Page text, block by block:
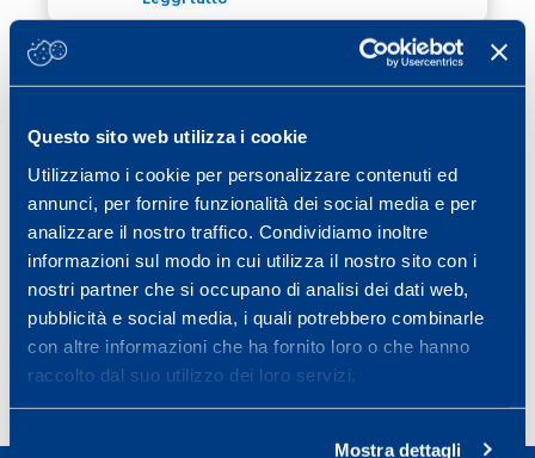
Questo sito web utilizza i cookie
Utilizziamo i cookie per personalizzare contenuti ed
annunci, per fornire funzionalità dei social media e per
analizzare il nostro traffico. Condividiamo inoltre
informazioni sul modo in cui utilizza il nostro sito con i
nostri partner che si occupano di analisi dei dati web,
pubblicità e social media, i quali potrebbero combinarle
con altre informazioni che ha fornito loro o che hanno
raccolto dal suo utilizzo dei loro servizi.
Mostra dettagli
PERCHÈ CORRERE? KM 1 MEZZA MARATONA
MARATONA D’ITALIA
L’UTILIZZO DEI “WERABLE DEVICES” COME
09 Settembre 2024
L’UTILIZZO DEI “WERABLE DEVICES”
COME STRUMENTO PER IL
MIGLIORAMENTO DELLO STILE DI VITA
Leggi tutto